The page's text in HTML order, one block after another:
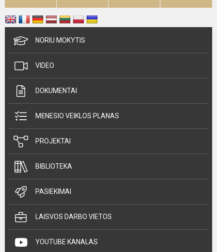
NORIU MOKYTIS
VIDEO
DOKUMENTAI
MĖNESIO VEIKLOS PLANAS
PROJEKTAI
BIBLIOTEKA
PASIEKIMAI
LAISVOS DARBO VIETOS
YOUTUBE KANALAS